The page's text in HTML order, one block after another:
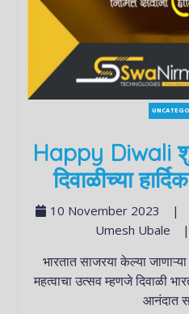
Happy Diwali शुभ
दिवाळीच्या
10 November 2023 |
Umesh Ubale
|
भारतात साजरया केल्या जाणाऱ्या सणांमध्ये सर्वात प्रसिद्ध आणि
महत्वाचा उत्सव म्हणजे दिवाळी
आनंदात